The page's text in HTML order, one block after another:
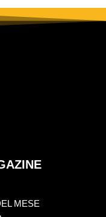
MESE